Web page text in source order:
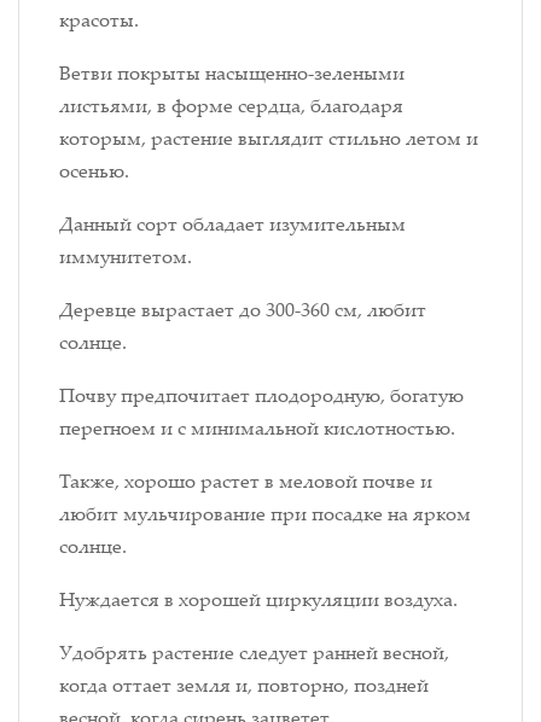
красоты.
Ветви покрыты насыщенно-зелеными
листьями, в форме сердца, благодаря
которым, растение выглядит стильно летом и
осенью.
Данный сорт обладает изумительным
иммунитетом.
Деревце вырастает до 300-360 см, любит
солнце.
Почву предпочитает плодородную, богатую
перегноем и с минимальной кислотностью.
Также, хорошо растет в меловой почве и
любит мульчирование при посадке на ярком
солнце.
Нуждается в хорошей циркуляции воздуха.
Удобрять растение следует ранней весной,
когда оттает земля и, повторно, поздней